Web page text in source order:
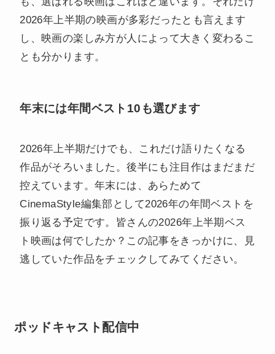
2026年上半期の映画が多彩だったとも言えます
し、映画の楽しみ方が人によって大きく変わるこ
とも分かります。
年末には年間ベスト10も選びます
2026年上半期だけでも、これだけ語りたくなる
作品がそろいました。後半にも注目作はまだまだ
控えています。年末には、あらためて
CinemaStyle編集部として2026年の年間ベストを
振り返る予定です。皆さんの2026年上半期ベス
ト映画は何でしたか？この記事をきっかけに、見
逃していた作品をチェックしてみてください。
ポッドキャスト配信中